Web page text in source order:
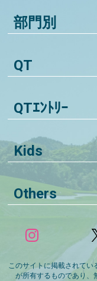
部門別
QT
QTｴﾝﾄﾘｰ
Kids
Others
このサイトに掲載されて
が所有するものであり、